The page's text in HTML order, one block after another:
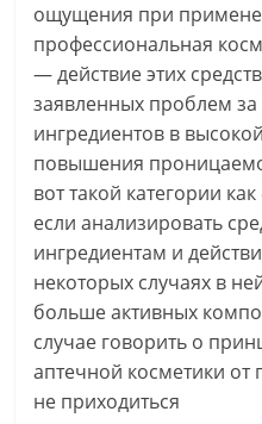
ощущения при
профессиональная
— действие этих
заявленных проблем
ингредиентов в
повышения
вот такой категории
если анализировать
ингредиентам и
некоторых случаях в
больше активных
случае говорить о
аптечной косметики от
не приходиться